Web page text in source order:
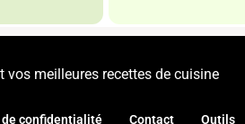
vos meilleures recettes de cuisine
confidentialité Contact Outils